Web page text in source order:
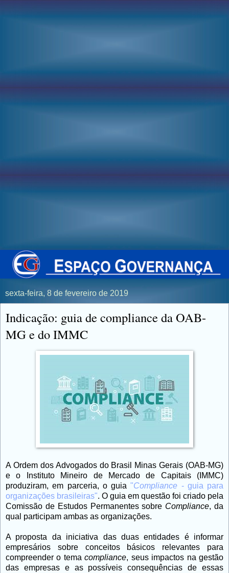
sexta-feira, 8 de fevereiro de 2019
Indicação: guia de compliance da OAB-
MG e do IMMC
A Ordem dos Advogados do Brasil Minas Gerais (OAB-MG)
e o Instituto Mineiro de Mercado de Capitais (IMMC)
produziram, em parceria, o guia"Compliance - guia para
organizações brasileiras". O guia em questão foi criado pela
Comissão de Estudos Permanentes sobre Compliance, da
qual participam ambas as organizações.
A proposta da iniciativa das duas entidades é informar
empresários sobre conceitos básicos relevantes para
compreender o temacompliance, seus impactos na gestão
das empresas e as possíveis consequências de essas